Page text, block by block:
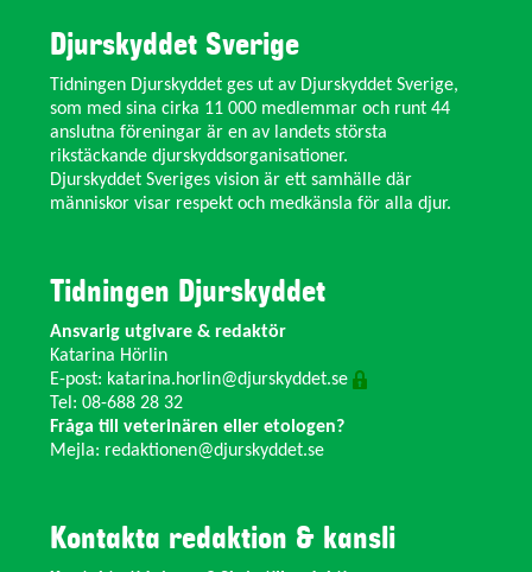
Djurskyddet Sverige
Tidningen Djurskyddet ges ut av Djurskyddet Sverige,
som med sina cirka 11 000 medlemmar och runt 44
anslutna föreningar är en av landets största
rikstäckande djurskyddsorganisationer.
Djurskyddet Sveriges vision är ett samhälle där
människor visar respekt och medkänsla för alla djur.
Tidningen Djurskyddet
Ansvarig utgivare & redaktör
Katarina Hörlin
E-post: katarina.horlin@djurskyddet.se
Tel: 08-688 28 32
Fråga till veterinären eller etologen?
Mejla: redaktionen@djurskyddet.se
Kontakta redaktion & kansli